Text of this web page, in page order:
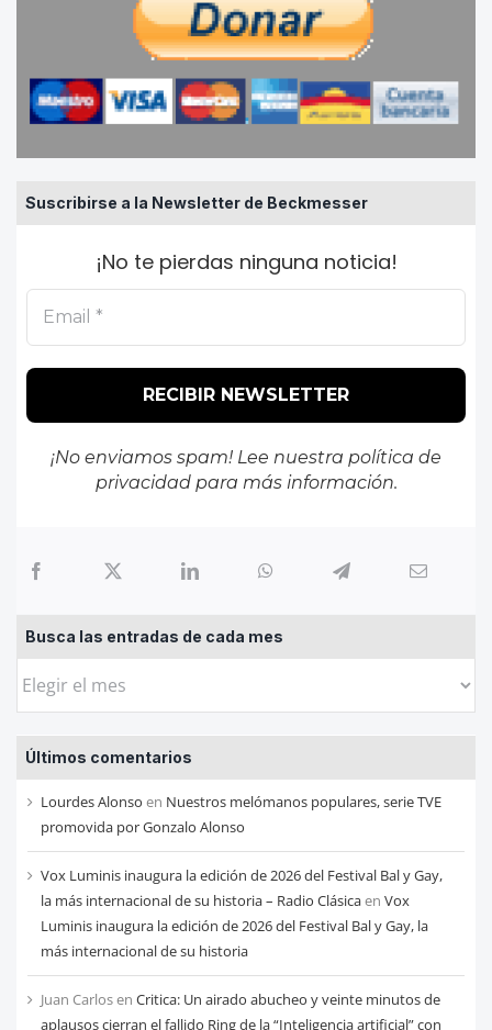
Suscribirse a la Newsletter de Beckmesser
¡No te pierdas ninguna noticia!
¡No enviamos spam! Lee nuestra política de
privacidadpara más información.
Busca las entradas de cada mes
Busca
entradas
de
cada
mes
Últimos comentarios
Lourdes Alonso en Nuestros melómanos populares, serie TVE
promovida por Gonzalo Alonso
Vox Luminis inaugura la edición de 2026 del Festival Bal y Gay,
la más internacional de su historia – Radio Clásicaen Vox
Luminis inaugura la edición de 2026 del Festival Bal y Gay, la
más internacional de su historia
Juan Carlosen Critica: Un airado abucheo y veinte minutos de
aplausos cierran el fallido Ring de la “Inteligencia artificial” con